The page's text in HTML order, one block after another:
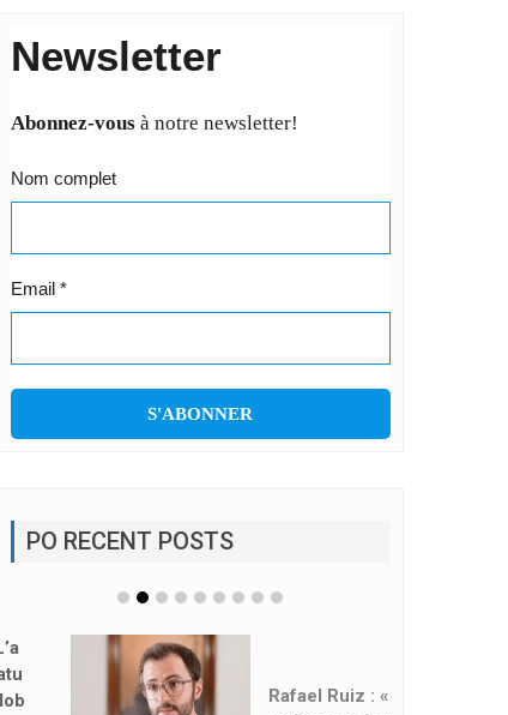
Newsletter
Abonnez-vousà notre newsletter!
Nom complet
Email *
PO RECENT POSTS
Ndre À Habiter L’i